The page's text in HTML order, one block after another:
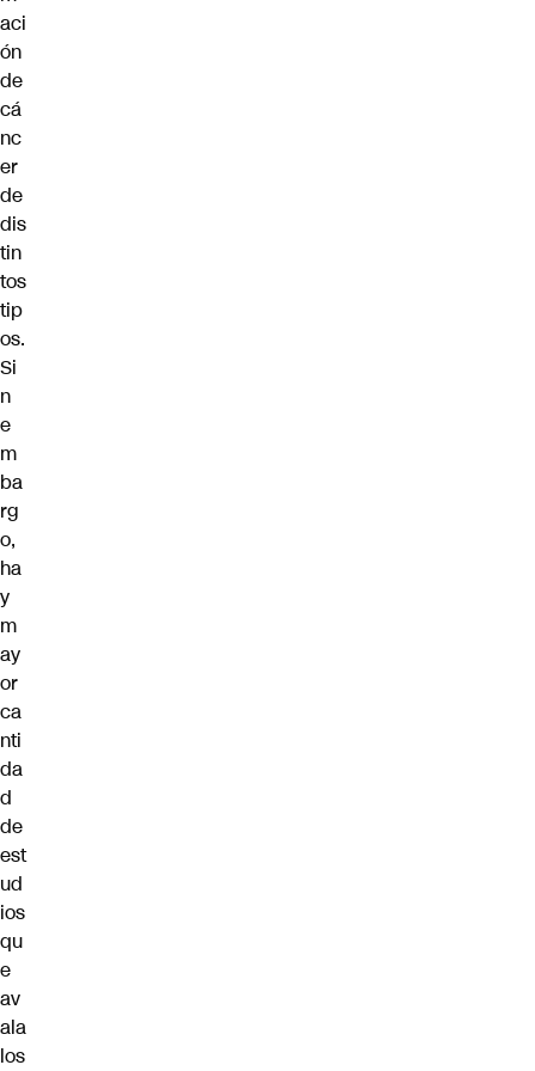
aci
ón
de
cá
nc
er
de
dis
tin
tos
tip
os.
Si
n
e
m
ba
rg
o,
ha
y
m
ay
or
ca
nti
da
d
de
est
ud
ios
qu
e
av
ala
los